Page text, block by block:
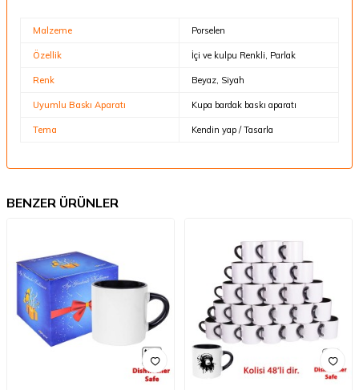
Malzeme Porselen
Özellik İçi ve kulpu Renkli, Parlak
Renk Beyaz, Siyah
Uyumlu Baskı Aparatı Kupa bardak baskı aparatı
Tema Kendin yap / Tasarla
BENZER ÜRÜNLER